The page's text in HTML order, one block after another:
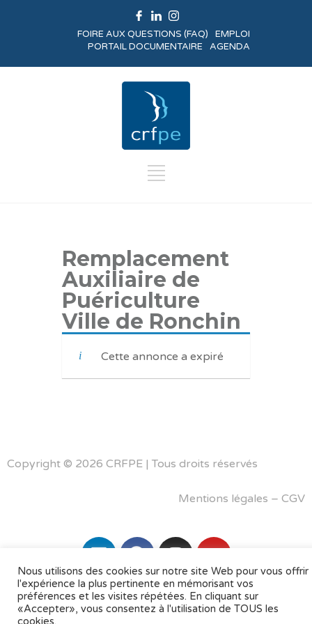
EMPLOI
FOIRE AUX QUESTIONS (FAQ)
AGENDA
PORTAIL DOCUMENTAIRE
Remplacement
Auxiliaire de
Puériculture
Ville de Ronchin
Cette annonce a expiré
Copyright © 2026 CRFPE | Tous droits réservés
Mentions légales – CGV
Nous utilisons des cookies sur notre site Web pour vous offrir
l'expérience la plus pertinente en mémorisant vos
préférences et les visites répétées. En cliquant sur
«Accepter», vous consentez à l'utilisation de TOUS les
cookies.